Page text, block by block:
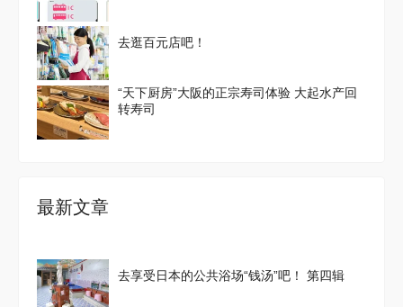
去逛百元店吧！
“天下厨房”大阪的正宗寿司体验 大起水产回
转寿司
最新文章
去享受日本的公共浴场“钱汤”吧！ 第四辑